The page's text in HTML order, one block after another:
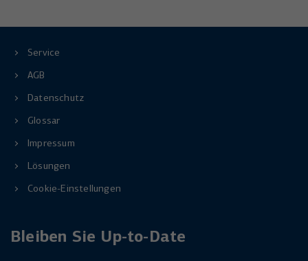
Service
AGB
Datenschutz
Glossar
Impressum
Lösungen
Cookie-Einstellungen
Bleiben Sie Up-to-Date